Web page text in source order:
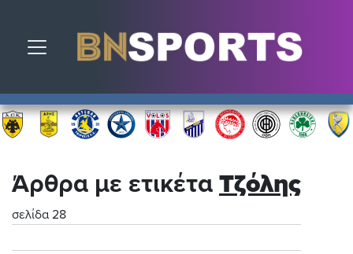
Toggle navigation
Άρθρα με ετικέτα Τζόλης
σελίδα 28